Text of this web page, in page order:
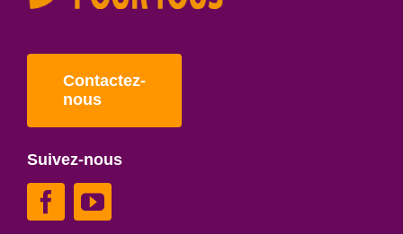
Contactez-
nous
Suivez-nous